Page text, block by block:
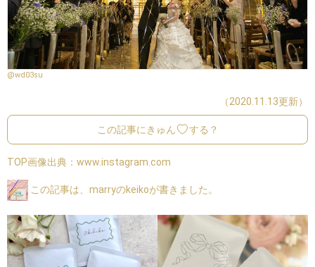
@wd03su
（2020.11.13更新）
この記事にきゅん する？
TOP画像出典： www.instagram.com
この記事は、marryのkeikoが書きました。